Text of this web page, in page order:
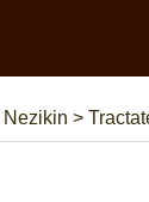
Nezikin >